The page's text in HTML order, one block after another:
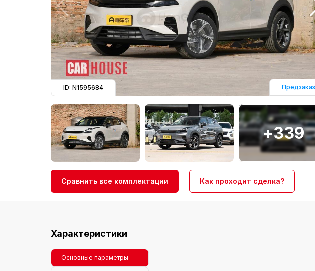
ID: N1595684 Предзаказ
+339
Сравнить все комплектации Как проходит сделка?
Характеристики
Основные параметры